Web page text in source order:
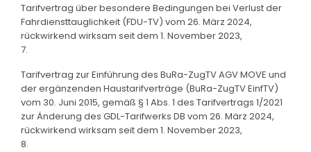
Tarifvertrag über besondere Bedingungen bei Verlust der
Fahrdiensttauglichkeit (FDU-TV) vom 26. März 2024,
rückwirkend wirksam seit dem 1. November 2023,
7.
Tarifvertrag zur Einführung des BuRa-ZugTV AGV MOVE und
der ergänzenden Haustarifverträge (BuRa-ZugTV EinfTV)
vom 30. Juni 2015, gemäß § 1 Abs. 1 des Tarifvertrags 1/2021
zur Änderung des GDL-Tarifwerks DB vom 26. März 2024,
rückwirkend wirksam seit dem 1. November 2023,
8.